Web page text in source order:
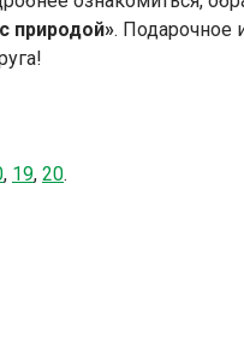
природой». Подарочное
, 19, 20.